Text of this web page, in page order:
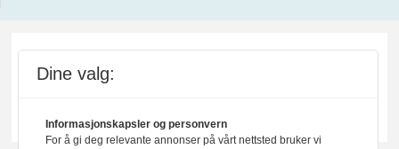
Dine valg:
Informasjonskapsler og personvern
For å gi deg relevante annonser på vårt nettsted bruker vi